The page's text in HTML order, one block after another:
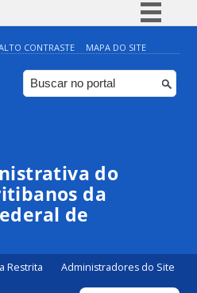
Simplifique!
Comunica BR
Participe
Canais
CONTRASTE MAPA DO SITE
do
da
de
Restrita Administradores do Site